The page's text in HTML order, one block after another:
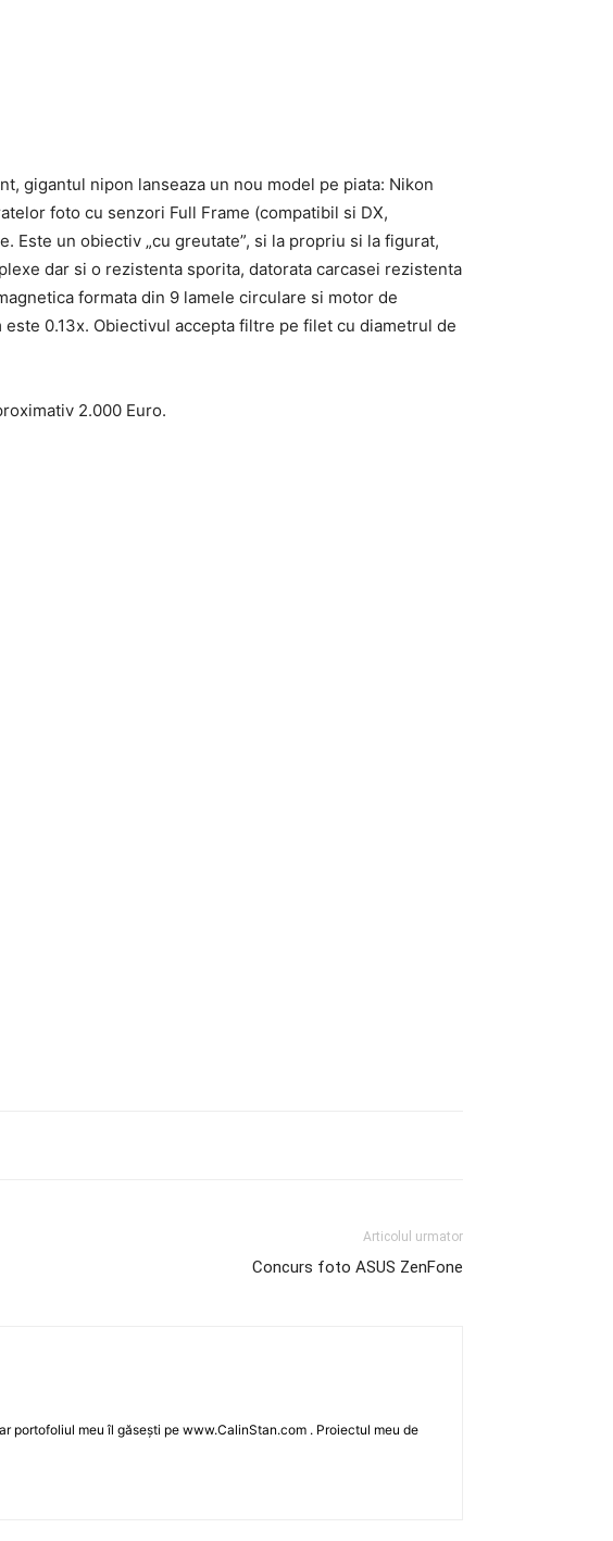
gigantul nipon lanseaza un nou model pe piata: Nikon
foto cu senzori Full Frame (compatibil si DX,
Este un obiectiv „cu greutate”, si la propriu si la figurat,
dar si o rezistenta sporita, datorata carcasei rezistenta
formata din 9 lamele circulare si motor de
0.13x. Obiectivul accepta filtre pe filet cu diametrul de
2.000 Euro.
Articolul urmator
Concurs foto ASUS ZenFone
portofoliul meu îl găsești pe www.CalinStan.com . Proiectul meu de